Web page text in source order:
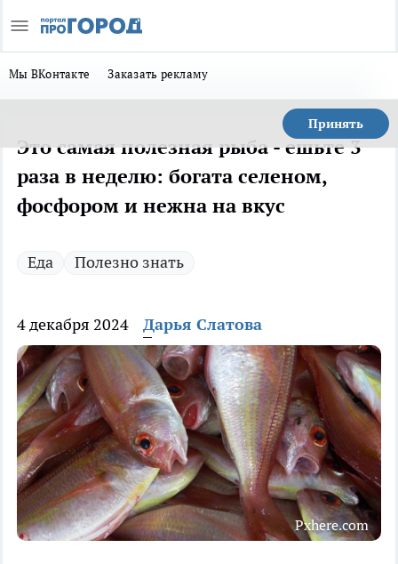
Мы ВКонтакте Заказать рекламу
Принять
Это самая полезная рыба - ешьте 3
раза в неделю: богата селеном,
фосфором и нежна на вкус
Еда Полезно знать
4 декабря 2024 Дарья Слатова
Pxhere.com